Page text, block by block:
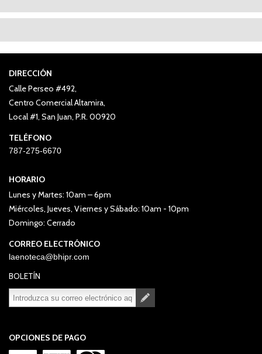
DIRECCIÓN
Calle Perseo #492,
Centro Comercial Altamira,
Local #1, San Juan, P.R. 00920
TELÉFONO
787-275-6670
HORARIO
Lunes y Martes: 10am – 6pm
Miércoles, Jueves, Viernes y Sábado: 10am - 10pm
Domingo: Cerrado
CORREO ELECTRÓNICO
laenoteca@bhipr.com
BOLETÍN
OPCIONES DE PAGO